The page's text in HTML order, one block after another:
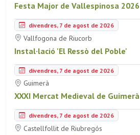
Festa Major de Vallespinosa 2026
divendres, 7 de agost de 2026
Vallfogona de Riucorb
Instal·lació 'El Ressò del Poble'
divendres, 7 de agost de 2026
Guimerà
XXXI Mercat Medieval de Guimerà
divendres, 7 de agost de 2026
Castellfollit de Riubregós